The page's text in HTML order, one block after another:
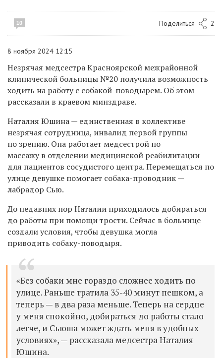
10 Поделиться 2
8 ноября 2024 12:15
Незрячая медсестра Красноярской межрайонной
клинической больницы№20 получила возможность
ходить на работу с собакой-поводырем. Об этом
рассказали в краевом минздраве.
Наталия Юшина — единственная в коллективе
незрячая сотрудница, инвалид первой группы
по зрению. Она работает медсестрой по
массажув отделении медицинской реабилитации
для пациентов сосудистого центра.Перемещаться по
улице девушке помогает собака-проводник —
лабрадор Сью.
До недавних пор Наталии приходилось добираться
до работы при помощи трости. Сейчас в больнице
создали условия, чтобы девушка могла
приводить собаку-поводыря.
«Без собаки мне гораздо сложнее ходить по
улице. Раньше тратила 35-40 минут пешком, а
теперь — в два раза меньше. Теперь на сердце
у меня спокойно, добираться до работы стало
легче, и Сьюша может ждать меня в удобных
условиях», — рассказала медсестра Наталия
Юшина.